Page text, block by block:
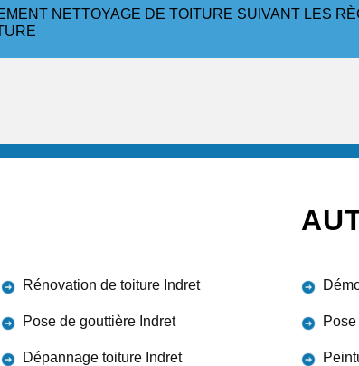
NETTOYAGE DE TOITURE SUIVANT LES
Rénovation de toiture Indret
Pose de gouttière Indret
Dépannage toiture Indret